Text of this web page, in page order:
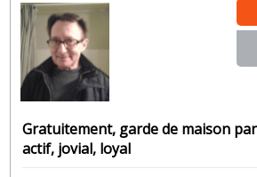
Gratuitement, garde de maison
actif, jovial, loyal